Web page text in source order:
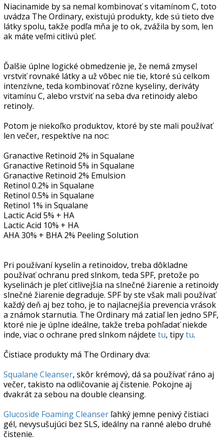
Niacinamide by sa nemal kombinovať s vitamínom C, toto
uvádza The Ordinary, existujú produkty, kde sú tieto dve
látky spolu, takže podľa mňa je to ok, zvážila by som, len
ak máte veľmi citlivú pleť.
Ďalšie úplne logické obmedzenie je, že nemá zmysel
vrstviť rovnaké látky a už vôbec nie tie, ktoré sú celkom
intenzívne, teda kombinovať rôzne kyseliny, deriváty
vitamínu C, alebo vrstviť na seba dva retinoidy alebo
retinoly.
Potom je niekoľko produktov, ktoré by ste mali používať
len večer, respektíve na noc:
Granactive Retinoid 2% in Squalane
Granactive Retinoid 5% in Squalane
Granactive Retinoid 2% Emulsion
Retinol 0.2% in Squalane
Retinol 0.5% in Squalane
Retinol 1% in Squalane
Lactic Acid 5% + HA
Lactic Acid 10% + HA
AHA 30% + BHA 2% Peeling Solution
Pri používaní kyselín a retinoidov, treba dôkladne
používať ochranu pred slnkom, teda SPF, pretože po
kyselinách je pleť citlivejšia na slnečné žiarenie a retinoidy
slnečné žiarenie degraduje. SPF by ste však mali používať
každý deň aj bez toho, je to najlacnejšia prevencia vrások
a známok starnutia. The Ordinary má zatiaľ len jedno SPF,
ktoré nie je úplne ideálne, takže treba pohľadať niekde
inde, viac o ochrane pred slnkom nájdete tu, tipytu.
Čistiace produkty má The Ordinary dva:
Squalane Cleanser, skôr krémový, dá sa používať ráno aj
večer, takisto na odličovanie aj čistenie. Pokojne aj
dvakrát za sebou na double cleansing.
Glucoside Foaming Cleanser ľahký jemne penivý čistiaci
gél, nevysušujúci bez SLS, ideálny na ranné alebo druhé
čistenie.